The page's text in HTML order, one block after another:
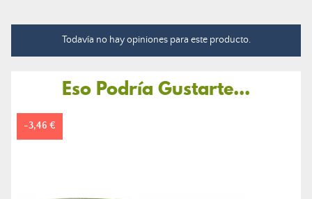
Todavía no hay opiniones para este producto.
Eso Podría Gustarte...
-3,46 €